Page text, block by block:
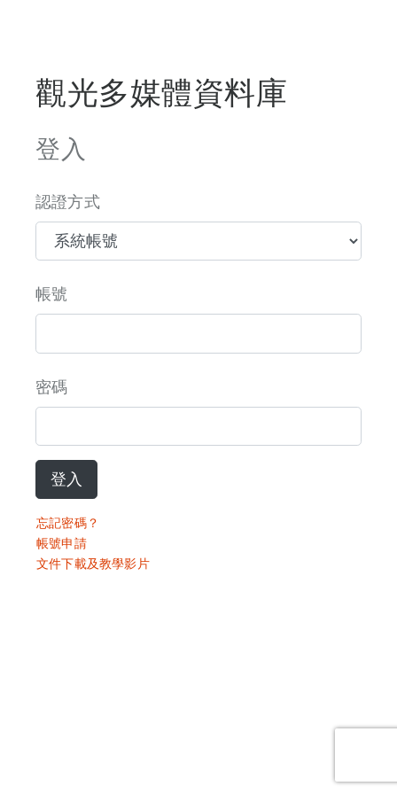
觀光多媒體資料庫
登入
認證方式
帳號
密碼
登入
忘記密碼？
帳號申請
文件下載及教學影片